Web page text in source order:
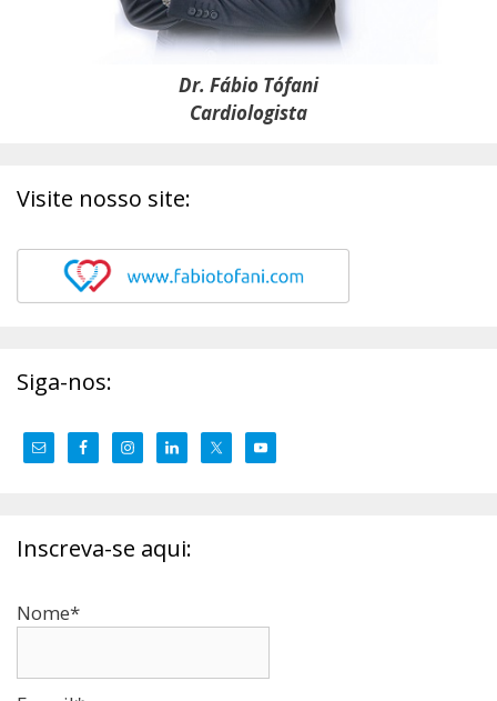
Dr. Fábio Tófani
Cardiologista
Visite nosso site:
Siga-nos:
Inscreva-se aqui:
Nome*